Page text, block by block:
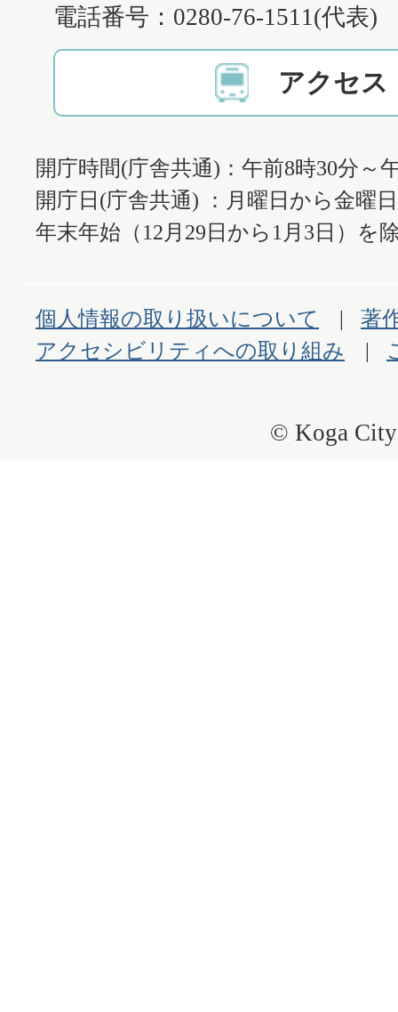
電話番号：0280-76-1511(代表)
アクセス
開庁時間(庁舎共通)：午前8時30分～
開庁日(庁舎共通) ：月曜日から金曜
年末年始（12月29日から1月3日）を
個人情報の取り扱いについて
著
アクセシビリティへの取り組み
© Koga City